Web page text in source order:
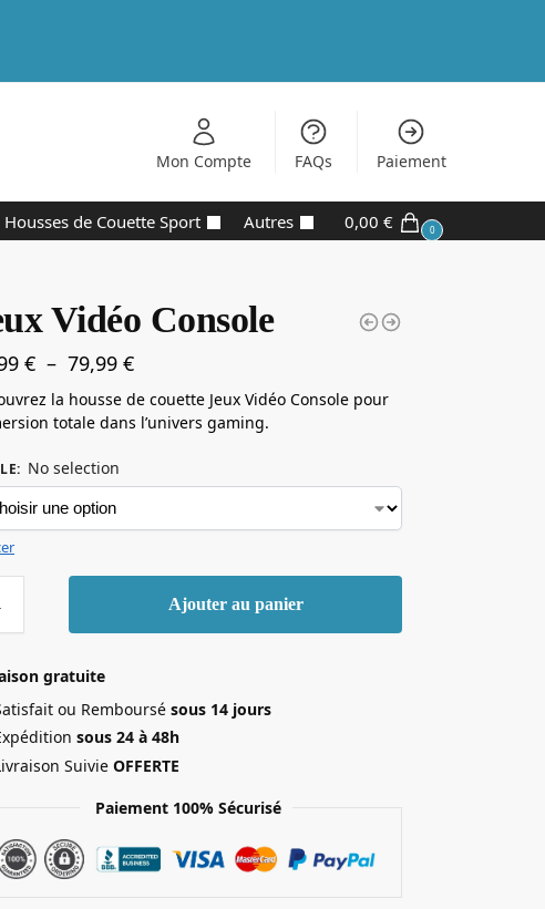
Mon Compte FAQs Paiement
Housses de Couette Sport Autres 0,00 € 0
Vidéo Console
€ – 79,99€
la housse de couette Jeux Vidéo Console pour
totale dans l’univers gaming.
: No selection
Ajouter au panier
gratuite
ou Remboursésous 14 jours
sous 24 à 48h
SuivieOFFERTE
Paiement 100% Sécurisé